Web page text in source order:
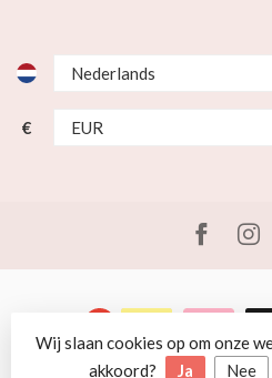
€
© Copyright 2026
Wij slaan cookies op om onze
akkoord?
Ja Nee